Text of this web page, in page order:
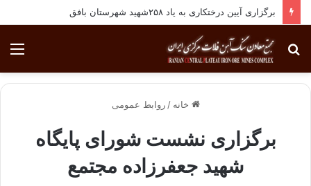
برگزاری آیین درختکاری به یاد ۲۵۸شهید شهرستان بافق
جستجو
برای
خانه / روابط عمومی
برگزاری نشست شورای پایگاه
شهید جعفرزاده مجتمع